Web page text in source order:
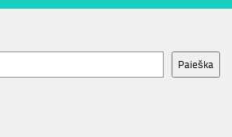
Paieška